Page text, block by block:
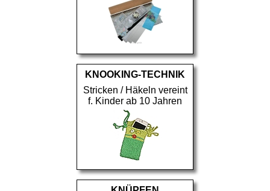
KNOOKING-TECHNIK
Stricken / Häkeln vereint
f. Kinder ab 10 Jahren